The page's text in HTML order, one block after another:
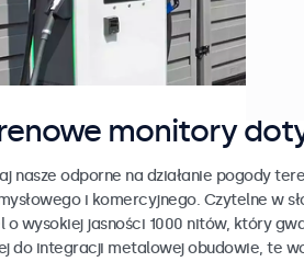
monitory
nasze odporne na działanie pogody
i komercyjnego. Czytelne w
o wysokiej jasności 1000 nitów, który
do integracji metalowej obudowie, te